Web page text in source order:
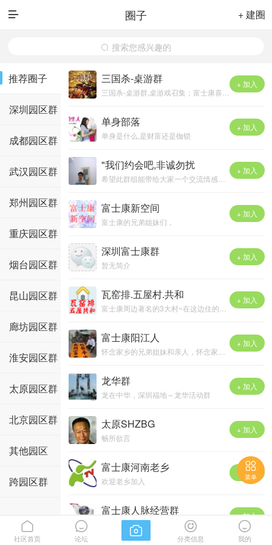
 圈子 + 建圈
 搜索您感兴趣的
推荐圈子
深圳园区群
成都园区群
武汉园区群
郑州园区群
重庆园区群
烟台园区群
昆山园区群
廊坊园区群
淮安园区群
太原园区群
北京园区群
其他园区
跨园区群
+ 加入
三国杀-桌游群
+ 加入
单身部落
单身是什么,是财富还是枷锁
+ 加入
"我们约会吧,非诚勿扰
+ 加入
富士康新空间
富士康的兄弟姐妹们，
让我们相约在新空间的天空下！
+ 加入
深圳富士康群
暂无简介
+ 加入
瓦窑排.五屋村.共和
+ 加入
富士康阳江人
加进来，有老乡聚会，在这发下吧
（关键词:深圳阳江老乡,深入阳江人,阳江人在深圳）
+ 加入
龙华群
龙在中华，深圳福地～龙华活动群
+ 加入
太原SHZBG
畅所欲言
+ 加入
富士康河南老乡
欢迎老乡加入
+ 加入
富士康人脉经营群

菜单

社区首页

论坛
 
分类信息

我的